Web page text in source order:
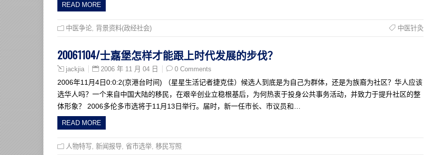
READ MORE
中医争论 背景资料(政经社会) 中医针灸
20061104/士嘉堡怎样才能跟上时代发展的步伐？
jackjia 2006 年 11 月 04 日 0 Comments
2006年11月4日0:0:2(京港台时间) （星星生活记者捷克佳）候选人到底是为自己为群体，还是为族裔为社区？华人应该
选华人吗？一个来自中国大陆的移民，在艰辛创业立稳根基后，为何热衷于投身公共事务活动，并致力于提升社区的整
体形象？ 2006多伦多市选将于11月13日举行。届时，新一任市长、市议员和…
READ MORE
人物特写 新闻报导 省市选举 移民写照